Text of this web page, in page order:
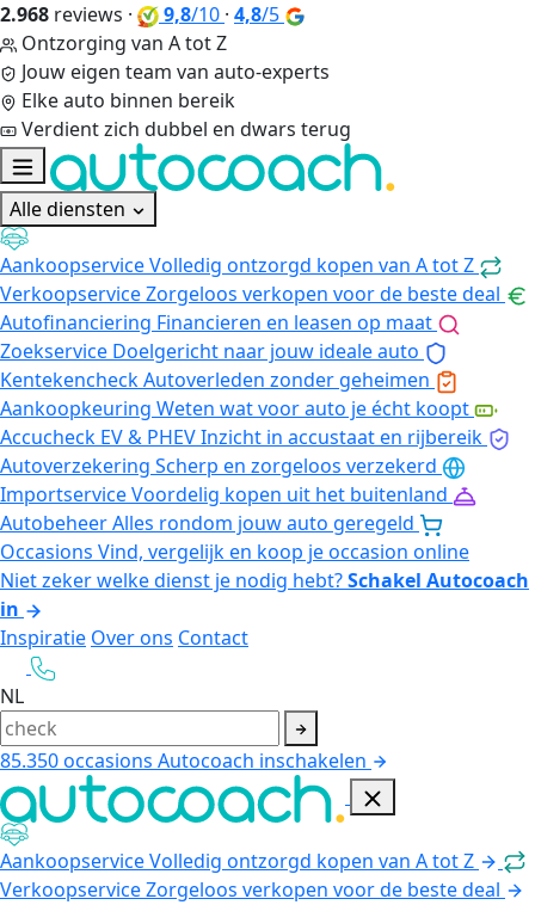
2.968 reviews · 9,8/10 · 4,8/5
Ontzorging van A tot Z
Jouw eigen team van auto-experts
Elke auto binnen bereik
Verdient zich dubbel en dwars terug
Alle diensten
AankoopserviceVolledig ontzorgd kopen van A tot Z
VerkoopserviceZorgeloos verkopen voor de beste deal
Autofinanciering Financieren en leasen op maat
Zoekservice Doelgericht naar jouw ideale auto
KentekencheckAutoverleden zonder geheimen
Aankoopkeuring Weten wat voor auto je écht koopt
Accucheck EV & PHEVInzicht in accustaat en rijbereik
Autoverzekering Scherp en zorgeloos verzekerd
ImportserviceVoordelig kopen uit het buitenland
AutobeheerAlles rondom jouw auto geregeld
Occasions Vind, vergelijk en koop je occasion online
Niet zeker welke dienst je nodig hebt?Schakel Autocoach
in
Inspiratie Over ons Contact
NL
85.350occasions Autocoach inschakelen
AankoopserviceVolledig ontzorgd kopen van A tot Z
VerkoopserviceZorgeloos verkopen voor de beste deal